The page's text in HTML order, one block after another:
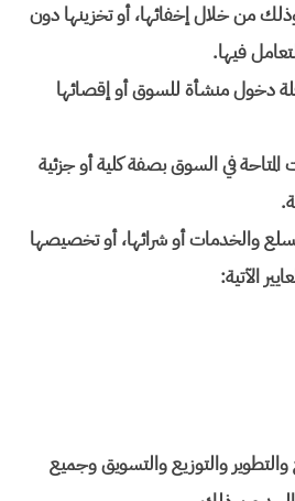
من خلال إخفائها، أو تخزينها دون
فيها.
دخول منشأة للسوق أو إقصائها
في السوق بصفة كلية أو جزئية
والخدمات أو شرائها، أو تخصيصها
الآتية:
والتوزيع والتسويق وجميع